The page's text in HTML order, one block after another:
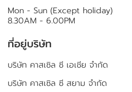
Mon - Sun (Except holiday)
8.30AM - 6.00PM
ที่อยู่บริษัท
บริษัท คาสเซิล ซี เอเชีย จำกัด
บริษัท คาสเซิล ซี สยาม จำกัด